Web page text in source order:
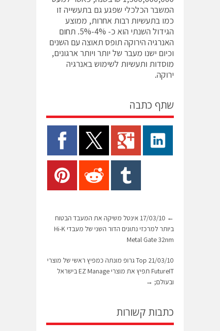
המשבר הכלכלי שפגע גם בתעשייה זו
כמו בתעשיות רבות אחרות, ממוצע
הגידול השנתי הוא כ- 4%-5%. תחום
האנרגיה הירוקה תופס תאוצה עם השנים
וכיום ישנו מעבר של יותר ויותר ארגונים,
מוסדות ותעשיות לשימוש באנרגיה
ירוקה.
שתף כתבה
←
17/03/10 אינטל משיקה את המעבד הבטוח
ביותר למרכזי נתונים הדור השני של מעבדי Hi-K
Metal Gate 32nm
21/03/10 Top גרופ מונתה כמפיץ ראשי של מוצרי
FutureIT תפיץ את מוצרי EZ Manage בישראל
ובעולם; →
כתבות קשורות